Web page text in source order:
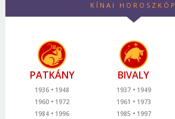
KÍNAI HOROSZKÓP
PATKÁNY
1936
1948
1960
1972
1984
1996
BIVALY
1937
1949
1961
1973
1985
1997